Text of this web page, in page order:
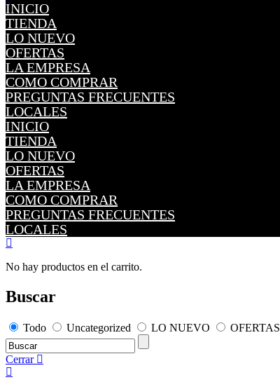
INICIO
TIENDA
LO NUEVO
OFERTAS
LA EMPRESA
COMO COMPRAR
PREGUNTAS FRECUENTES
LOCALES
INICIO
TIENDA
LO NUEVO
OFERTAS
LA EMPRESA
COMO COMPRAR
PREGUNTAS FRECUENTES
LOCALES
No hay productos en el carrito.
Buscar
Todo Uncategorized LO NUEVO OFERTAS
Cerrar